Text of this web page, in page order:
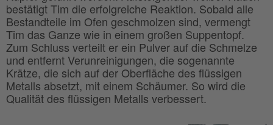
bestätigt Tim die erfolgreiche Reaktion. Sobald alle
Bestandteile im Ofen geschmolzen sind, vermengt
Tim das Ganze wie in einem großen Suppentopf.
Zum Schluss verteilt er ein Pulver auf die Schmelze
und entfernt Verunreinigungen, die sogenannte
Krätze, die sich auf der Oberfläche des flüssigen
Metalls absetzt, mit einem Schäumer. So wird die
Qualität des flüssigen Metalls verbessert.